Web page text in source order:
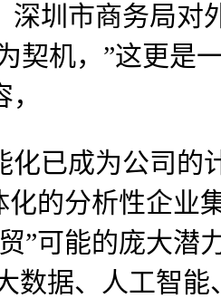
深圳市商务局
契机，”这更
成为公司的
化的分析性企业
”可能的庞大
数据、人工智